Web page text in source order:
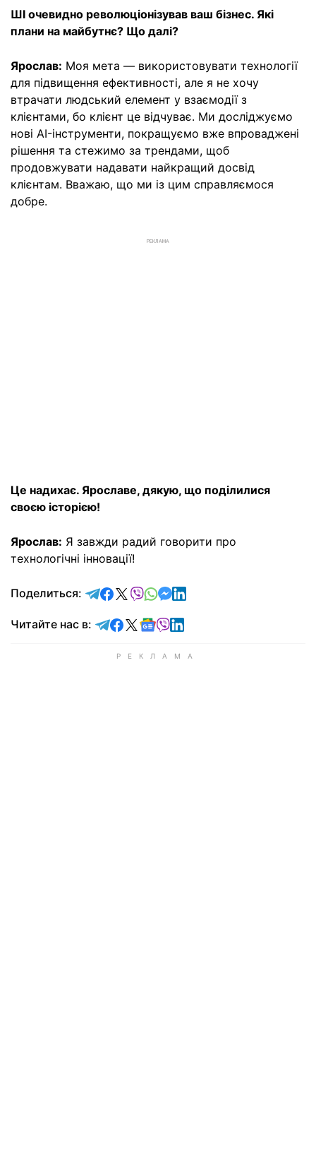
ШІ очевидно революціонізував ваш бізнес. Які
плани на майбутнє? Що далі?
Ярослав: Моя мета — використовувати технології
для підвищення ефективності, але я не хочу
втрачати людський елемент у взаємодії з
клієнтами, бо клієнт це відчуває. Ми досліджуємо
нові AI-інструменти, покращуємо вже впроваджені
рішення та стежимо за трендами, щоб
продовжувати надавати найкращий досвід
клієнтам. Вважаю, що ми із цим справляємося
добре.
РЕКЛАМА
Це надихає. Ярославе, дякую, що поділилися
своєю історією!
Ярослав: Я завжди радий говорити про
технологічні інновації!
Поделиться: отправить в Telegram
поделиться в Facebook
поделиться в X
отправить в Viber
отправить в Whatsapp
отправить в Messenger
отправить в LinkedIn
Читайте нас в: Читайте в Telegram
Читайте в Facebook
Читайте в X
Читайте в Google news
Читайте в Viber
Читайте в LinkedIn